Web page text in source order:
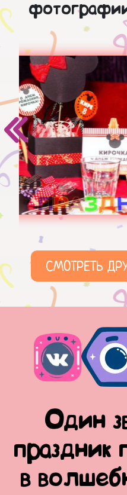
СМОТРЕТЬ
Один
праздник
в